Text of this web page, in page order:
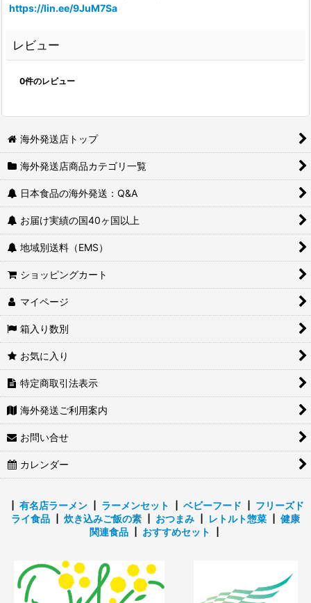
https://lin.ee/9JuM7Sa
レビュー
0件のレビュー
海外発送店トップ
海外発送店商品カテゴリ一覧
日本食品の海外発送：Q&A
お届け実績の国40ヶ国以上
地域別送料（EMS）
ショッピングカート
マイページ
箱入り数別
お気に入り
特定商取引法表示
海外発送ご利用案内
お問い合せ
カレンダー
有名店ラーメン┃ ラーメンセット ベビーフード
フリーズド
ライ食品
炊き込みご飯の素 おつまみ レトルト惣菜
健康
関連食品┃ おすすめセット